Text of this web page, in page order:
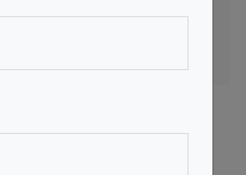
producten